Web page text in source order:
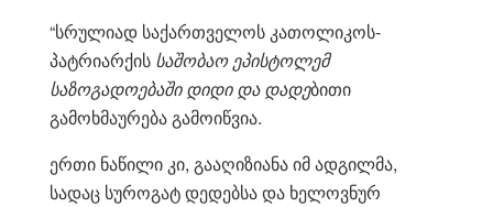
“სრულიად საქართველოს კათოლიკოს-
პატრიარქის საშობაო ეპისტოლემ
საზოგადოებაში დიდი და დადებითი
გამოხმაურება გამოიწვია.
ერთი ნაწილი კი, გააღიზიანა იმ ადგილმა,
სადაც სუროგატ დედებსა და ხელოვნურ